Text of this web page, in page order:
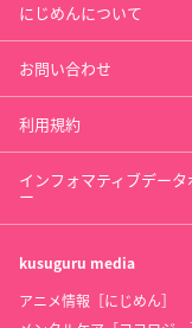
にじめんについて
お問い合わせ
利用規約
インフォマティブデータ
ー
kusuguru media
アニメ情報［にじめん］